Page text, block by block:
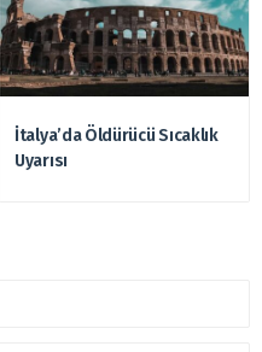
İtalya’da Öldürücü Sıcaklık
Uyarısı